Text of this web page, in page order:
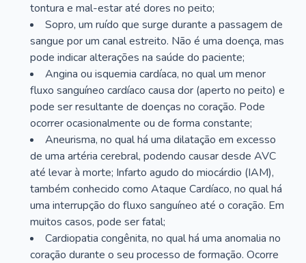
tontura e mal-estar até dores no peito;
Sopro, um ruído que surge durante a passagem de
sangue por um canal estreito. Não é uma doença, mas
pode indicar alterações na saúde do paciente;
Angina ou isquemia cardíaca, no qual um menor
fluxo sanguíneo cardíaco causa dor (aperto no peito) e
pode ser resultante de doenças no coração. Pode
ocorrer ocasionalmente ou de forma constante;
Aneurisma, no qual há uma dilatação em excesso
de uma artéria cerebral, podendo causar desde AVC
até levar à morte; Infarto agudo do miocárdio (IAM),
também conhecido como Ataque Cardíaco, no qual há
uma interrupção do fluxo sanguíneo até o coração. Em
muitos casos, pode ser fatal;
Cardiopatia congênita, no qual há uma anomalia no
coração durante o seu processo de formação. Ocorre